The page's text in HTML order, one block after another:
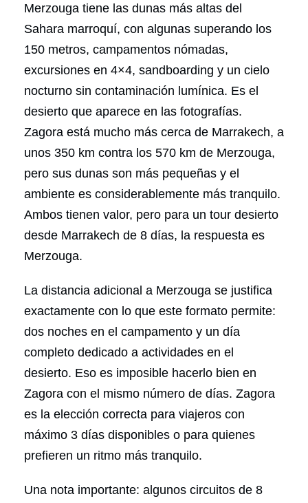
Merzouga tiene las dunas más altas del
Sahara marroquí, con algunas superando los
150 metros, campamentos nómadas,
excursiones en 4×4, sandboarding y un cielo
nocturno sin contaminación lumínica. Es el
desierto que aparece en las fotografías.
Zagora está mucho más cerca de Marrakech, a
unos 350 km contra los 570 km de Merzouga,
pero sus dunas son más pequeñas y el
ambiente es considerablemente más tranquilo.
Ambos tienen valor, pero para un tour desierto
desde Marrakech de 8 días, la respuesta es
Merzouga.
La distancia adicional a Merzouga se justifica
exactamente con lo que este formato permite:
dos noches en el campamento y un día
completo dedicado a actividades en el
desierto. Eso es imposible hacerlo bien en
Zagora con el mismo número de días. Zagora
es la elección correcta para viajeros con
máximo 3 días disponibles o para quienes
prefieren un ritmo más tranquilo.
Una nota importante: algunos circuitos de 8